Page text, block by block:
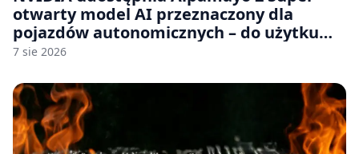
otwarty model AI przeznaczony dla
pojazdów autonomicznych – do użytku
komercyjnego
7 sie 2026